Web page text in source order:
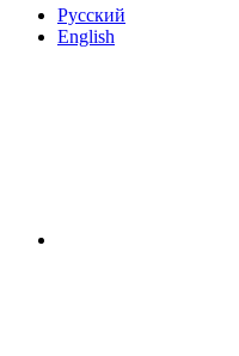
Русский
English